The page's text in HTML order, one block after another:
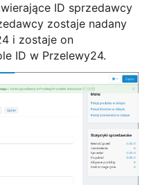
ID sprzedawcy
zostaje nadany
i zostaje on
ID w Przelewy24.